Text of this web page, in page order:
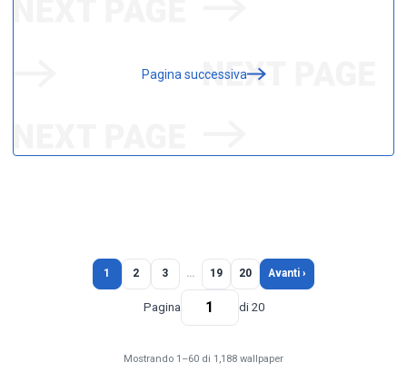
Pagina successiva
1 2 3 … 19 20 Avanti ›
Pagina di 20
Mostrando 1–60 di 1,188 wallpaper